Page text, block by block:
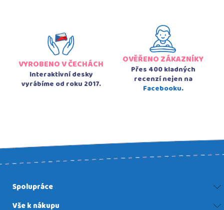
VYROBENO V ČECHÁCH
Interaktivní desky
vyrábíme od roku 2017.
OVĚŘENO ZÁKAZNÍKY
Přes 400 kladných
recenzí nejen na
Facebooku.
Spolupráce
Vše k nákupu